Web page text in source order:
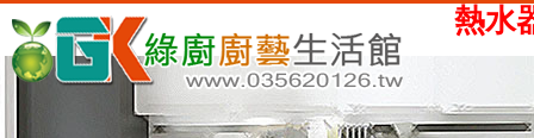
熱水器、瓦斯爐